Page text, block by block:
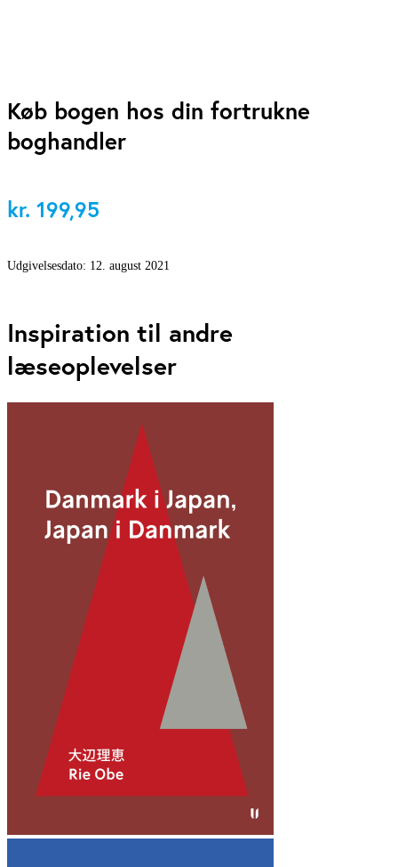
Køb bogen hos din fortrukne
boghandler
kr. 199,95
Udgivelsesdato: 12. august 2021
Inspiration til andre
læseoplevelser